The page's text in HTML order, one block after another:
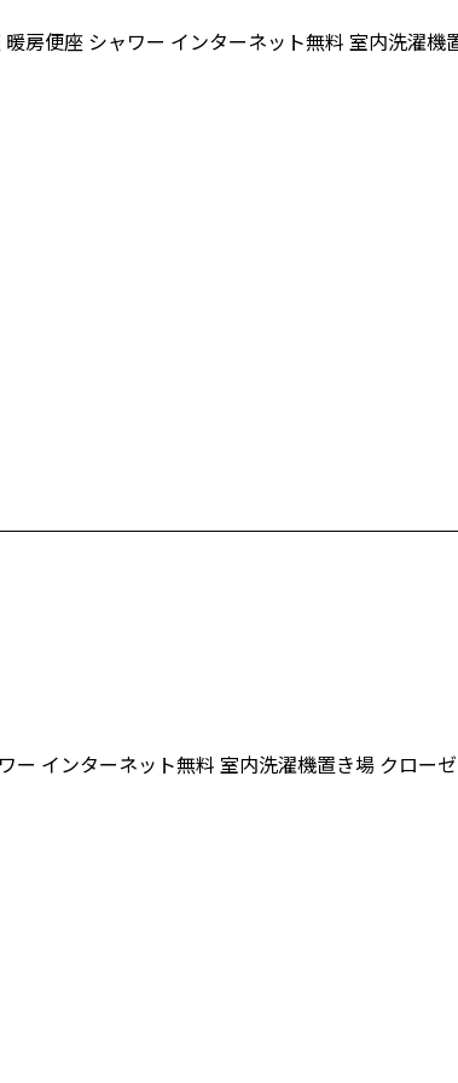
暖房便座 シャワー インターネット無料 室内洗濯機
ー インターネット無料 室内洗濯機置き場 クロー